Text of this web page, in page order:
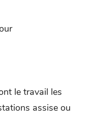
le travail les
assise ou